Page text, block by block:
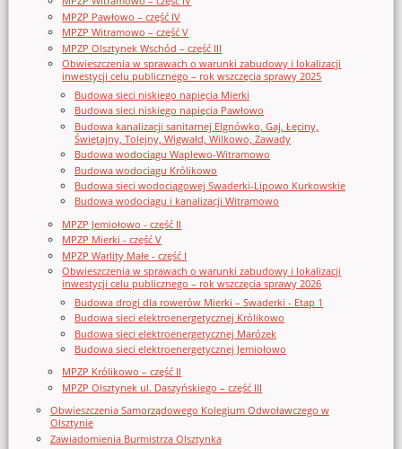
MPZP Pawłowo – część IV
MPZP Witramowo – część V
MPZP Olsztynek Wschód – część III
Obwieszczenia w sprawach o warunki zabudowy i lokalizacji
inwestycji celu publicznego – rok wszczęcia sprawy 2025
Budowa sieci niskiego napięcia Mierki
Budowa sieci niskiego napięcia Pawłowo
Budowa kanalizacji sanitarnej Elgnówko, Gaj, Łęciny,
Świętajny, Tolejny, Wigwałd, Wilkowo, Zawady
Budowa wodociągu Waplewo-Witramowo
Budowa wodociągu Królikowo
Budowa sieci wodociągowej Swaderki-Lipowo Kurkowskie
Budowa wodociągu i kanalizacji Witramowo
MPZP Jemiołowo - część II
MPZP Mierki - część V
MPZP Warlity Małe - część I
Obwieszczenia w sprawach o warunki zabudowy i lokalizacji
inwestycji celu publicznego – rok wszczęcia sprawy 2026
Budowa drogi dla rowerów Mierki – Swaderki - Etap 1
Budowa sieci elektroenergetycznej Królikowo
Budowa sieci elektroenergetycznej Marózek
Budowa sieci elektroenergetycznej Jemiołowo
MPZP Królikowo – część II
MPZP Olsztynek ul. Daszyńskiego – część III
Obwieszczenia Samorządowego Kolegium Odwoławczego w
Olsztynie
Zawiadomienia Burmistrza Olsztynka